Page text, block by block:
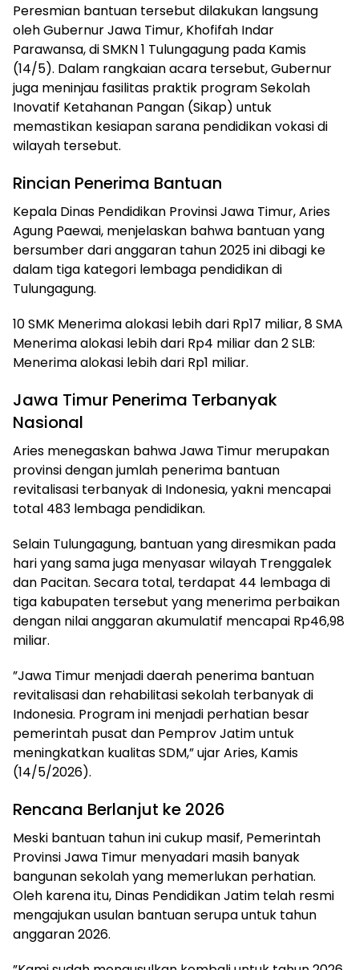
​Peresmian bantuan tersebut dilakukan langsung
oleh Gubernur Jawa Timur, Khofifah Indar
Parawansa, di SMKN 1 Tulungagung pada Kamis
(14/5). Dalam rangkaian acara tersebut, Gubernur
juga meninjau fasilitas praktik program Sekolah
Inovatif Ketahanan Pangan (Sikap) untuk
memastikan kesiapan sarana pendidikan vokasi di
wilayah tersebut.
​Rincian Penerima Bantuan
​Kepala Dinas Pendidikan Provinsi Jawa Timur, Aries
Agung Paewai, menjelaskan bahwa bantuan yang
bersumber dari anggaran tahun 2025 ini dibagi ke
dalam tiga kategori lembaga pendidikan di
Tulungagung.
​10 SMK Menerima alokasi lebih dari Rp17 miliar, ​8 SMA
Menerima alokasi lebih dari Rp4 miliar dan ​2 SLB:
Menerima alokasi lebih dari Rp1 miliar.
​Jawa Timur Penerima Terbanyak
Nasional
​Aries menegaskan bahwa Jawa Timur merupakan
provinsi dengan jumlah penerima bantuan
revitalisasi terbanyak di Indonesia, yakni mencapai
total 483 lembaga pendidikan.
​Selain Tulungagung, bantuan yang diresmikan pada
hari yang sama juga menyasar wilayah Trenggalek
dan Pacitan. Secara total, terdapat 44 lembaga di
tiga kabupaten tersebut yang menerima perbaikan
dengan nilai anggaran akumulatif mencapai Rp46,98
miliar.
​”Jawa Timur menjadi daerah penerima bantuan
revitalisasi dan rehabilitasi sekolah terbanyak di
Indonesia. Program ini menjadi perhatian besar
pemerintah pusat dan Pemprov Jatim untuk
meningkatkan kualitas SDM,” ujar Aries, Kamis
(14/5/2026).
Rencana Berlanjut ke 2026
​Meski bantuan tahun ini cukup masif, Pemerintah
Provinsi Jawa Timur menyadari masih banyak
bangunan sekolah yang memerlukan perhatian.
Oleh karena itu, Dinas Pendidikan Jatim telah resmi
mengajukan usulan bantuan serupa untuk tahun
anggaran 2026.